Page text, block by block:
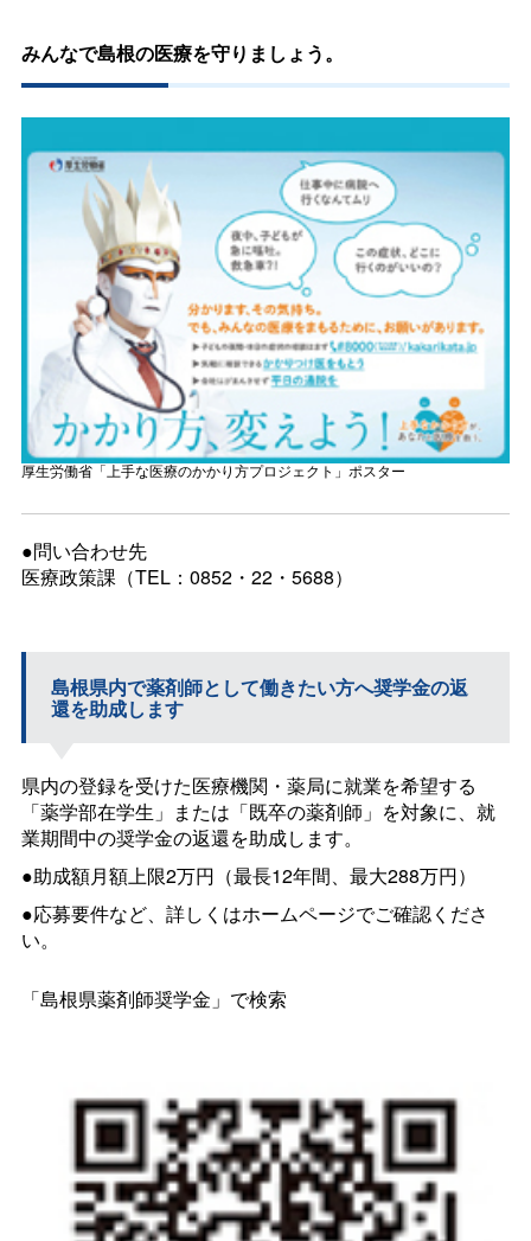
みんなで島根の医療を守りましょう。
厚生労働省「上手な医療のかかり方プロジェクト」ポスター
●問い合わせ先
医療政策課（TEL：0852・22・5688）
島根県内で薬剤師として働きたい方へ奨学金の返
還を助成します
県内の登録を受けた医療機関・薬局に就業を希望する
「薬学部在学生」または「既卒の薬剤師」を対象に、就
業期間中の奨学金の返還を助成します。
●助成額月額上限2万円（最長12年間、最大288万円）
●応募要件など、詳しくはホームページでご確認くださ
い。
「島根県薬剤師奨学金」で検索